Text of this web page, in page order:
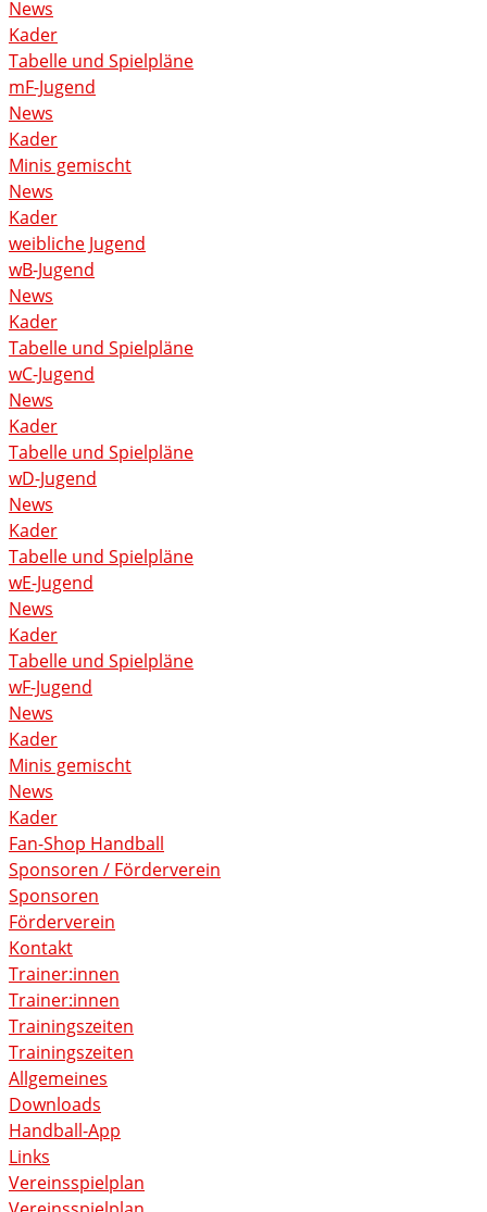
News
Kader
Tabelle und Spielpläne
mF-Jugend
News
Kader
Minis gemischt
News
Kader
weibliche Jugend
wB-Jugend
News
Kader
Tabelle und Spielpläne
wC-Jugend
News
Kader
Tabelle und Spielpläne
wD-Jugend
News
Kader
Tabelle und Spielpläne
wE-Jugend
News
Kader
Tabelle und Spielpläne
wF-Jugend
News
Kader
Minis gemischt
News
Kader
Fan-Shop Handball
Sponsoren / Förderverein
Sponsoren
Förderverein
Kontakt
Trainer:innen
Trainer:innen
Trainingszeiten
Trainingszeiten
Allgemeines
Downloads
Handball-App
Links
Vereinsspielplan